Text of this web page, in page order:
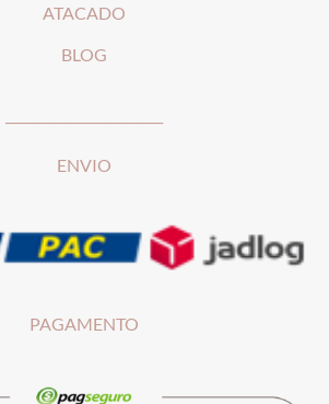
ATACADO
BLOG
ENVIO
PAGAMENTO